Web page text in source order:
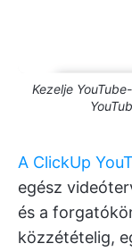
Kezelje
A ClickUp
egész
és a
közzétételig,